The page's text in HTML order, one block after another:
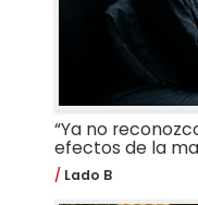
“Ya no
efectos de la
Lado B